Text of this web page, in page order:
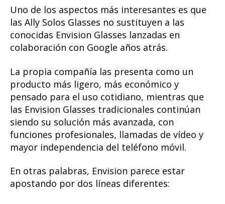
Uno de los aspectos más interesantes es que
las Ally Solos Glasses no sustituyen a las
conocidas Envision Glasses lanzadas en
colaboración con Google años atrás.
La propia compañía las presenta como un
producto más ligero, más económico y
pensado para el uso cotidiano, mientras que
las Envision Glasses tradicionales continúan
siendo su solución más avanzada, con
funciones profesionales, llamadas de vídeo y
mayor independencia del teléfono móvil.
En otras palabras, Envision parece estar
apostando por dos líneas diferentes: